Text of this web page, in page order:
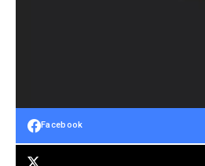
Facebook